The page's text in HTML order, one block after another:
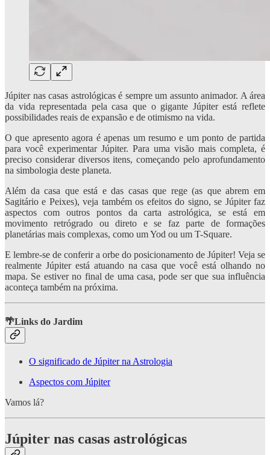
Júpiter nas casas astrológicas é sempre um assunto animador. A área
da vida representada pela casa que o gigante Júpiter está reflete
possibilidades reais de expansão e de otimismo na vida.
O que apresento agora é apenas um resumo e um ponto de partida
para você experimentar Júpiter. Para uma visão mais completa, é
preciso considerar diversos itens, começando pelo aprofundamento
na simbologia deste planeta.
Além da casa que está e das casas que rege (as que abrem em
Sagitário e Peixes), veja também os efeitos do signo, se Júpiter faz
aspectos com outros pontos da carta astrológica, se está em
movimento retrógrado ou direto e se faz parte de formações
planetárias mais complexas, como um Yod ou um T-Square.
E lembre-se de conferir a orbe do posicionamento de Júpiter! Veja se
realmente Júpiter está atuando na casa que você está olhando no
mapa. Se estiver no final de uma casa, pode ser que sua influência
aconteça também na próxima.
🌴Links do Jardim
O significado de Júpiter na Astrologia
Aspectos com Júpiter
Vamos lá?
Júpiter nas casas astrológicas